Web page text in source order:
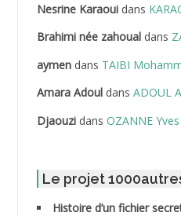
ABDELLI Mohamed
ABDELLI Mohamed *
ABDELMOUMENE Ahmed
Nesrine Karaouidans
Brahimi née zahoualdans
aymendans TAIBI
Amara Adouldans ADOUL
Djaouzidans OZANNE Yves
Le projet
Histoire d’un fichier